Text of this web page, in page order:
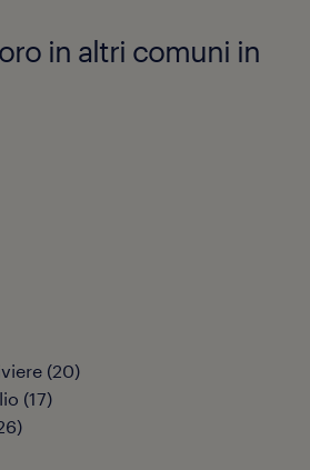
in altri comuni in
(20)
(17)
)